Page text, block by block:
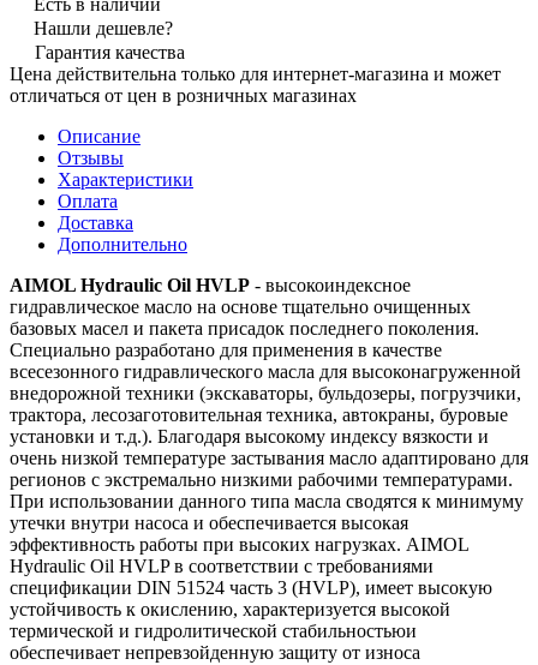
Нашли дешевле?
Гарантия качества
Цена действительна только для интернет-магазина и может
отличаться от цен в розничных магазинах
Описание
Отзывы
Характеристики
Оплата
Доставка
Дополнительно
AIMOL Hydraulic Oil HVLP - высокоиндексное
гидравлическое масло на основе тщательно очищенных
базовых масел и пакета присадок последнего поколения.
Специально разработано для применения в качестве
всесезонного гидравлического масла для высоконагруженной
внедорожной техники (экскаваторы, бульдозеры, погрузчики,
трактора, лесозаготовительная техника, автокраны, буровые
установки и т.д.). Благодаря высокому индексу вязкости и
очень низкой температуре застывания масло адаптировано для
регионов с экстремально низкими рабочими температурами.
При использовании данного типа масла сводятся к минимуму
утечки внутри насоса и обеспечивается высокая
эффективность работы при высоких нагрузках. AIMOL
Hydraulic Oil HVLP в соответствии с требованиями
спецификации DIN 51524 часть 3 (HVLP), имеет высокую
устойчивость к окислению, характеризуется высокой
термической и гидролитической стабильностьюи
обеспечивает непревзойденную защиту от износа